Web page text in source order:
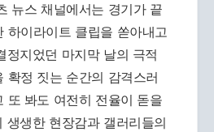
뉴스 채널에서는 경기가 끝
하이라이트 클립을 쏟아내고
정지었던 마지막 날의 극적
확정 짓는 순간의 감격스러
또 봐도 여전히 전율이 돋을
생생한 현장감과 갤러리들의